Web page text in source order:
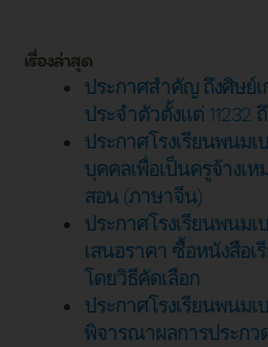
เรื่องล่าสุด
ประกาศสำคัญ ถึงศิษย์เ
ประจำตัวตั้งแต่ 11232
ประกาศโรงเรียนพนม
บุคคลเพื่อเป็นครูจ้างเ
สอน (ภาษาจีน)
ประกาศโรงเรียนพนม
เสนอราคา ซื้อหนังสือ
โดยวิธีคัดเลือก
ประกาศโรงเรียนพนมเ
พิจารณาผลการประกว